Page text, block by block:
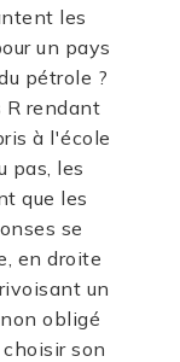
les
un pays
pétrole ?
R rendant
à l'école
pas, les
que les
se
en droite
un
obligé
son